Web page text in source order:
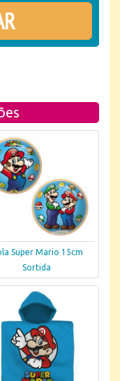
Super Mario 15cm
Sortida